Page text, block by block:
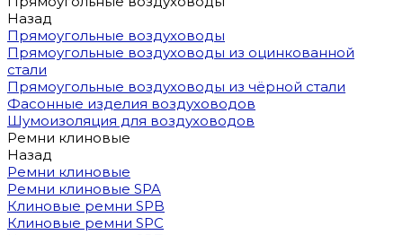
Назад
Прямоугольные воздуховоды
Прямоугольные воздуховоды из оцинкованной
стали
Прямоугольные воздуховоды из чёрной стали
Фасонные изделия воздуховодов
Шумоизоляция для воздуховодов
Ремни клиновые
Назад
Ремни клиновые
Ремни клиновые SPA
Клиновые ремни SPB
Клиновые ремни SPC